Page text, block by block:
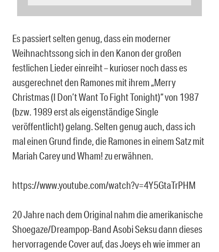
Es passiert selten genug, dass ein moderner
Weihnachtssong sich in den Kanon der großen
festlichen Lieder einreiht – kurioser noch dass es
ausgerechnet den Ramones mit ihrem „Merry
Christmas (I Don’t Want To Fight Tonight)“ von 1987
(bzw. 1989 erst als eigenständige Single
veröffentlicht) gelang. Selten genug auch, dass ich
mal einen Grund finde, die Ramones in einem Satz mit
Mariah Carey und Wham! zu erwähnen.
https://www.youtube.com/watch?v=4Y5GtaTrPHM
20 Jahre nach dem Original nahm die amerikanische
Shoegaze/Dreampop-Band Asobi Seksu dann dieses
hervorragende Cover auf, das Joeys eh wie immer an